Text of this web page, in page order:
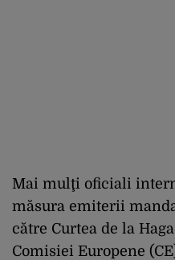
Mai mulţi oficiali
măsura emiterii
către Curtea de la
Comisiei Europene